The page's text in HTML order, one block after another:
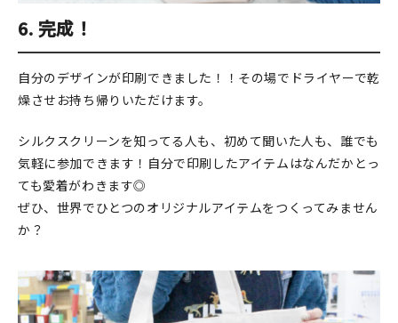
6. 完成！
自分のデザインが印刷できました！！その場でドライヤーで乾
燥させお持ち帰りいただけます。
シルクスクリーンを知ってる人も、初めて聞いた人も、誰でも
気軽に参加できます！自分で印刷したアイテムはなんだかとっ
ても愛着がわきます◎
ぜひ、世界でひとつのオリジナルアイテムをつくってみません
か？